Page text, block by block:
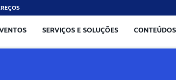
SERVIÇOS E SOLUÇÕES